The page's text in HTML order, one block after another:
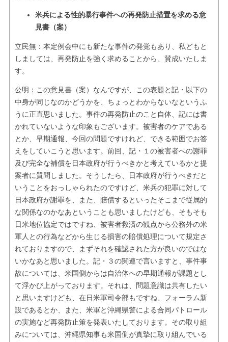
米兵による性的暴行事件への再発防止措置を求める意
見書（案）
立民無：本定例会中にも新たな事件の発覚もあり、私どもと
しましては、再発防止を強く求めることから、賛成いたしま
す。
公明：この意見書（案）なんですが、この表題と記・以下の
中身が同じなのかどうかを、ちょっとわからないなというふ
うに正直思いました。事件の再発防止のこと自体、記には書
かれていないような印象もございます。被害者のケアである
とか、早期通報、今回の問題ですけれど、できる範囲でお答
えをしていこうと思います。前回、記・１の被害者への謝罪
及び完全な補償を日本政府が行うべきかと考えているかと提
案者に質問しました。そうしたら、日本政府が行うべきだと
いうことをおっしゃられたのですけど、米兵の犯罪に対して
日本政府が謝罪を、また、賠償するといったそこまで従属的
な関係なのかなあということも思いましたけども、そもそも
日米地位協定ではですね、被害者救済の観点から公務外の米
軍人との行為などから生じる損害の賠償処理について規定さ
れておりますので、まずそれを確認された方が良いのではな
いかなあと思いました。記・３の関連で言いますと、事件事
故については、米国側からは自治体への早期通報が課題とし
て浮かび上がっております。それは、問題意識は共有したい
と思いますけども、在日米軍司令部もですね、フォーラム新
設であるとか、また、米軍と沖縄県警による合同パトロール
の実施など再発防止策を発表いたしております。その取り組
みについては、沖縄県知事も米国側が真摯に取り組んでいる